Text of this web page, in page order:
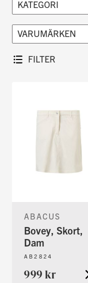
FILTER
ABACUS
Bovey, Skort,
Dam
AB2824
999 kr